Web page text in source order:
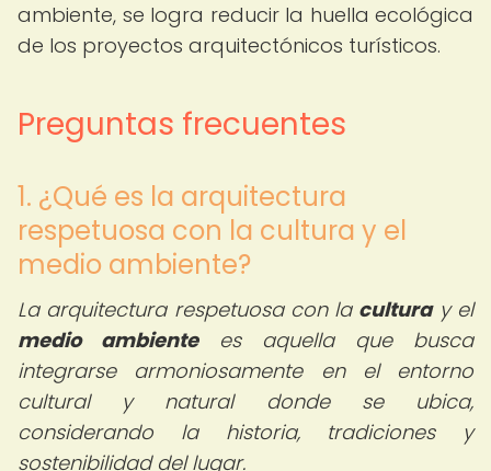
ambiente, se logra reducir la huella ecológica
de los proyectos arquitectónicos turísticos.
Preguntas frecuentes
1. ¿Qué es la arquitectura
respetuosa con la cultura y el
medio ambiente?
La arquitectura respetuosa con la culturay el
medio ambientees aquella que busca
integrarse armoniosamente en el entorno
cultural y natural donde se ubica,
considerando la historia, tradiciones y
sostenibilidad del lugar.